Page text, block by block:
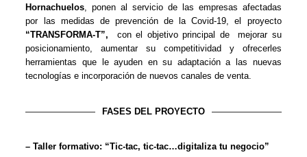
Hornachuelos, ponen al servicio de las empresas afectadas
por las medidas de prevención de la Covid-19, el proyecto
“TRANSFORMA-T”, con el objetivo principal de mejorar su
posicionamiento, aumentar su competitividad y ofrecerles
herramientas que le ayuden en su adaptación a las nuevas
tecnologías e incorporación de nuevos canales de venta.
FASES DEL PROYECTO
– Taller formativo: “Tic-tac, tic-tac…digitaliza tu negocio”